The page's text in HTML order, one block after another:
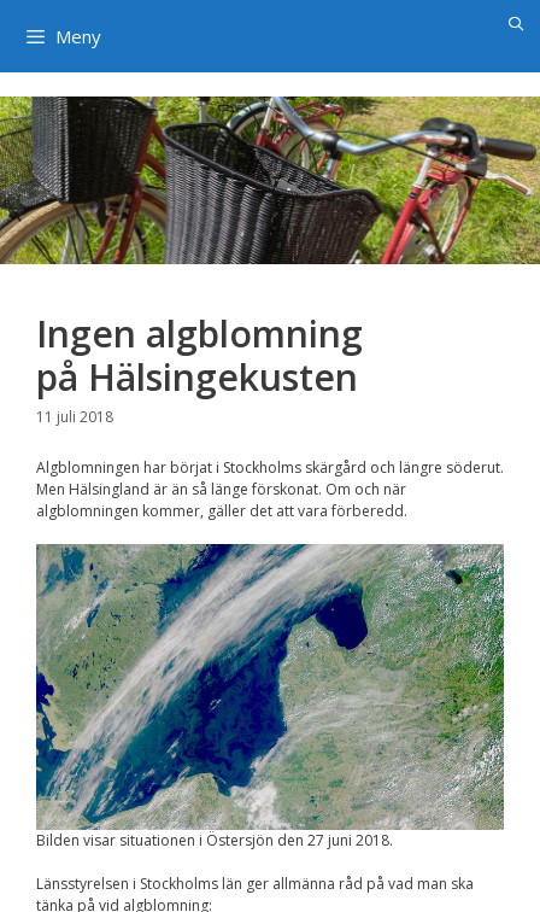
Meny
Ingen algblomning
på Hälsingekusten
11 juli 2018
Algblomningen har börjat i Stockholms skärgård och längre söderut.
Men Hälsingland är än så länge förskonat. Om och när
algblomningen kommer, gäller det att vara förberedd.
Bilden visar situationen i Östersjön den 27 juni 2018.
Länsstyrelsen i Stockholms län ger allmänna råd på vad man ska
tänka på vid algblomning:
×
Nödvändiga
Dessa kakor går
inte att välja
bort. De behövs
för att
hemsidan över
huvud taget
ska fungera.
Statistik
För att vi ska
kunna
förbättra
funktionalitet